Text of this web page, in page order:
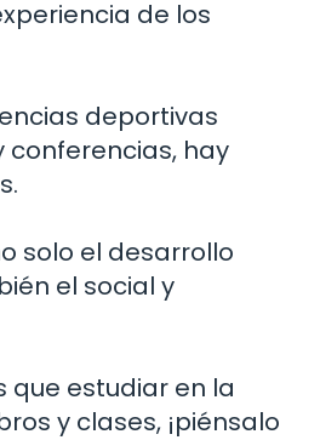
de los
deportivas
conferencias, hay
solo el desarrollo
el social y
que estudiar en la
y clases, ¡piénsalo